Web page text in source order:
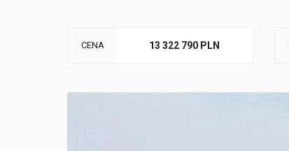
CENA 13 322 790 PLN